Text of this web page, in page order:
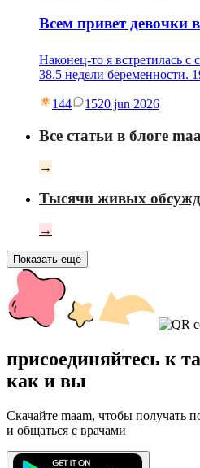
Всем привет девочки
Наконец-то я встретилась
38.5 недели беременности.
144 1520 jun 2026
Все статьи в блоге
→
Тысячи живых
→
Показать ещё
присоединяйтесь к
как и вы
Скачайте maam, чтобы получать
и общаться с врачами